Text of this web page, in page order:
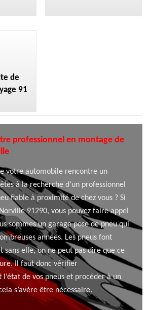
de
91
professionnel en montage de
votre automobile rencontre un
à la recherche d’un professionnel
fiable à proximité de chez vous ? Si
91290, vous pouvez faire appel
sommes un garage pose de pneu qui
années. Les pneus font
sans elle, on ne peut pas dire que ce
Il faut donc vérifier
de vos pneus et procéder à un
s’avère être nécessaire.